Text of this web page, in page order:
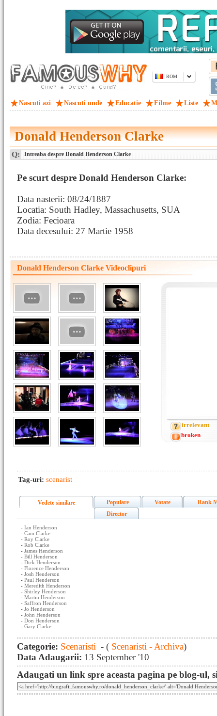
ROM
Nascuti azi Nascuti unde Educatie Filme Liste
Donald Henderson Clarke
Q: Intreaba despre Donald Henderson Clarke
Pe scurt despre Donald Henderson Clarke:
Data nasterii: 08/24/1887
Locatia: South Hadley, Massachusetts, SUA
Zodia: Fecioara
Data decesului: 27 Martie 1958
Donald Henderson Clarke Videoclipuri
irrelevant
broken
Tag-uri: scenarist
Vedete similare Populare Votate
Rank
Director
- Ian Henderson
- Cam Clarke
- Roy Clarke
- Rob Clarke
- James Henderson
- Bill Henderson
- Dick Henderson
- Florence Henderson
- Josh Henderson
- Paul Henderson
- Meredith Henderson
- Shirley Henderson
- Martin Henderson
- Saffron Henderson
- Jo Henderson
- John Henderson
- Don Henderson
- Gary Clarke
Categorie: Scenaristi - ( Scenaristi - Archiva)
Data Adaugarii: 13 September '10
Adaugati un link spre aceasta pagina pe blog-ul,